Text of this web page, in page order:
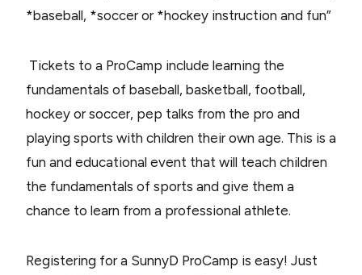
*baseball, *soccer or *hockey instruction and fun”
Tickets to a ProCamp include learning the
fundamentals of baseball, basketball, football,
hockey or soccer, pep talks from the pro and
playing sports with children their own age. This is a
fun and educational event that will teach children
the fundamentals of sports and give them a
chance to learn from a professional athlete.
Registering for a SunnyD ProCamp is easy! Just